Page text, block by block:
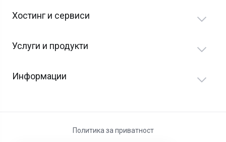
Хостинг и сервиси
Услуги и продукти
Информации
Политика за приватност